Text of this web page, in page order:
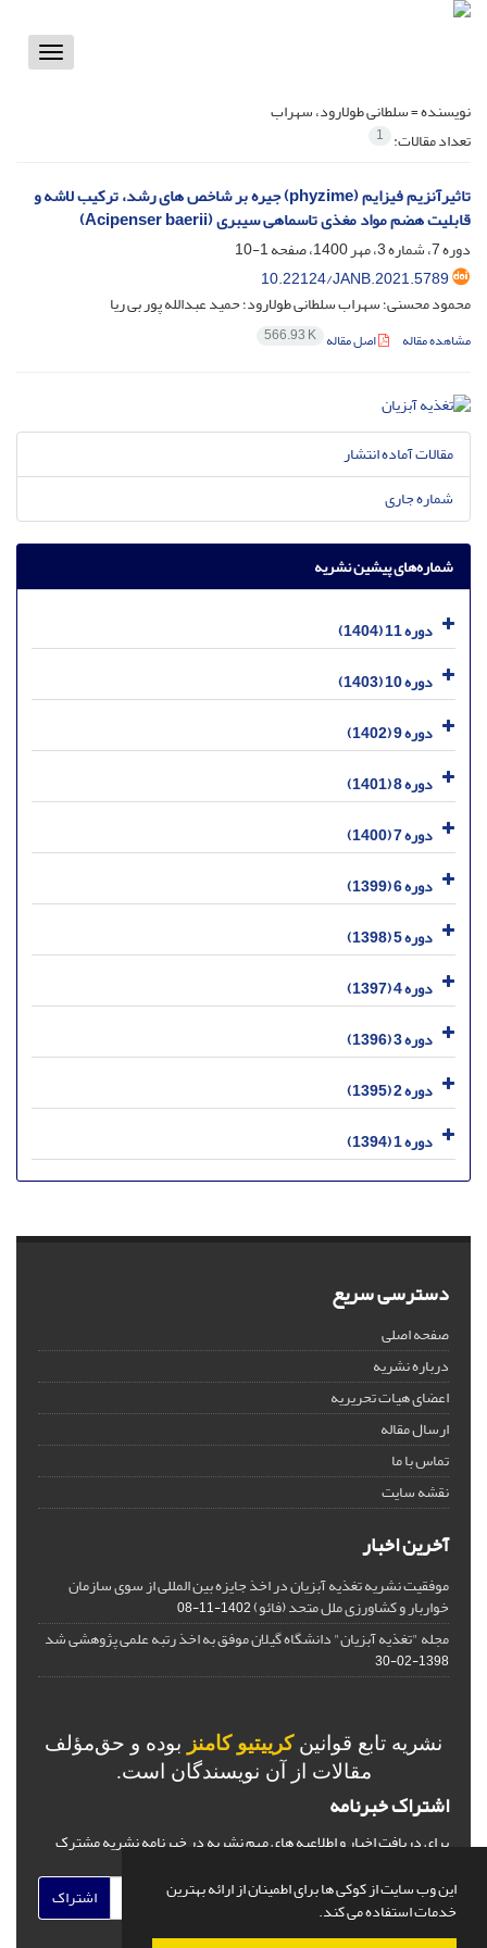
این وب سایت از کوکی ها برای اطمینان از ارائه بهترین
خدمات استفاده می کند.
Toggle
نویسنده =سلطانی طولارود، سهراب
تعداد مقالات: 1
تاثیرآنزیم فیزایم (phyzime) جیره بر شاخص های رشد، ترکیب لاشه و
قابلیت هضم مواد مغذی تاسماهی سیبری (Acipenser baerii)
دوره 7، شماره 3، مهر 1400، صفحه
1-10
10.22124/JANB.2021.5789
محمود محسنی؛ سهراب سلطانی طولارود؛ حمید عبدالله پور بی ریا
مشاهده مقاله اصل مقاله 566.93 K
مقالات آماده انتشار
شماره جاری
شماره‌های پیشین نشریه
دوره 11 (1404)
دوره 10 (1403)
دوره 9 (1402)
دوره 8 (1401)
دوره 7 (1400)
دوره 6 (1399)
دوره 5 (1398)
دوره 4 (1397)
دوره 3 (1396)
دوره 2 (1395)
دوره 1 (1394)
دسترسی سریع
صفحه اصلی
درباره نشریه
اعضای هیات تحریریه
ارسال مقاله
تماس با ما
نقشه سایت
آخرین اخبار
موفقیت نشریه تغذیه آبزیان در اخذ جایزه بین المللی از سوی سازمان
خواربار و کشاورزی ملل متحد (فائو)1402-11-08
مجله "تغذیه آبزیان" دانشگاه گیلان موفق به اخذ رتبه علمی پژوهشی شد
1398-02-30
نشریه تابع قوانینکرییتیو کامنز بوده و حق‌مؤلف
مقالات از آن نویسندگان است.
اشتراک خبرنامه
برای دریافت اخبار و اطلاعیه های مهم نشریه در خبرنامه نشریه مشترک
اشتراک